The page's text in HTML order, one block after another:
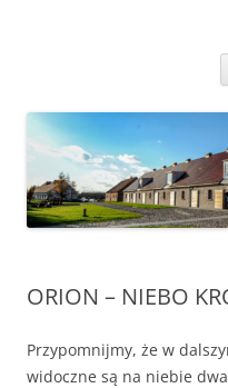
ORION – NIEBO
Przypomnijmy, że w
widoczne są na niebie